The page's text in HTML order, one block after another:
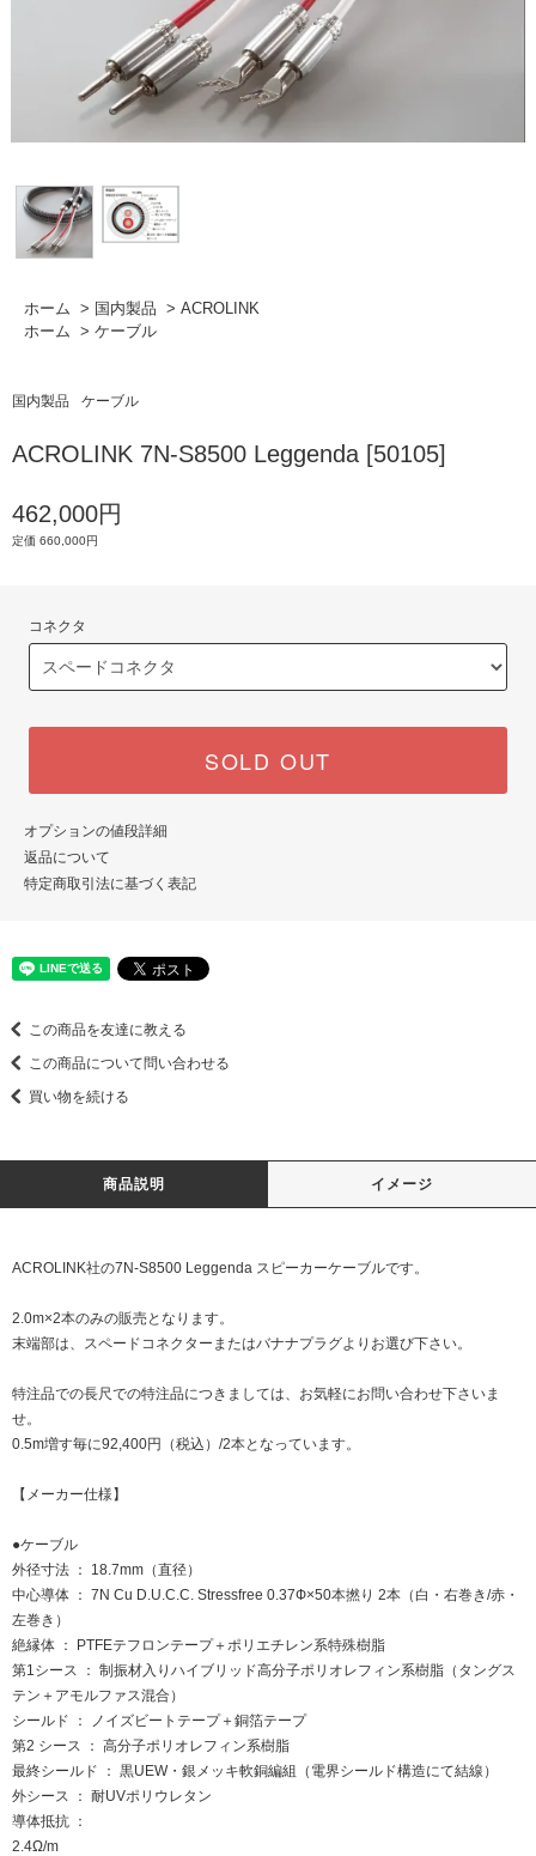
ホーム > 国内製品 > ACROLINK
ホーム > ケーブル
国内製品 ケーブル
ACROLINK 7N-S8500 Leggenda [50105]
462,000円
定価 660,000円
コネクタ
SOLD OUT
オプションの値段詳細
返品について
特定商取引法に基づく表記
この商品を友達に教える
この商品について問い合わせる
買い物を続ける
商品説明 イメージ
ACROLINK社の7N-S8500 Leggenda スピーカーケーブルです。
2.0m×2本のみの販売となります。
末端部は、スペードコネクターまたはバナナプラグよりお選び下さい。
特注品での長尺での特注品につきましては、お気軽にお問い合わせ下さいま
せ。
0.5m増す毎に92,400円（税込）/2本となっています。
【メーカー仕様】
●ケーブル
外径寸法 ： 18.7mm（直径）
中心導体 ： 7N Cu D.U.C.C. Stressfree 0.37Ф×50本撚り 2本（白・右巻き/赤・
左巻き）
絶縁体 ： PTFEテフロンテープ＋ポリエチレン系特殊樹脂
第1シース ： 制振材入りハイブリッド高分子ポリオレフィン系樹脂（タングス
テン＋アモルファス混合）
シールド ： ノイズビートテープ＋銅箔テープ
第2 シース ： 高分子ポリオレフィン系樹脂
最終シールド ： 黒UEW・銀メッキ軟銅編組（電界シールド構造にて結線）
外シース ： 耐UVポリウレタン
導体抵抗 ：
2.4Ω/m